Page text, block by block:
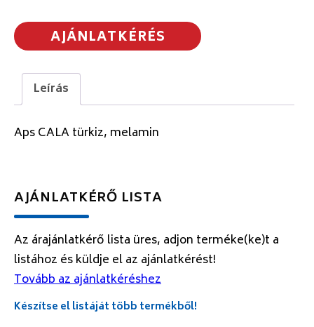
AJÁNLATKÉRÉS
Leírás
Aps CALA türkiz, melamin
AJÁNLATKÉRŐ LISTA
Az árajánlatkérő lista üres, adjon terméke(ke)t a
listához és küldje el az ajánlatkérést!
Tovább az ajánlatkéréshez
Készítse el listáját több termékből!